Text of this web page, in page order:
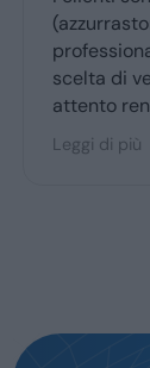
Ottima
Giuseppe
ritiro a